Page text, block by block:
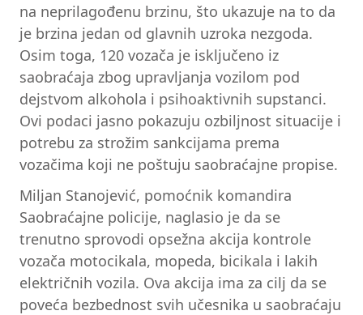
na neprilagođenu brzinu, što ukazuje na to da
je brzina jedan od glavnih uzroka nezgoda.
Osim toga, 120 vozača je isključeno iz
saobraćaja zbog upravljanja vozilom pod
dejstvom alkohola i psihoaktivnih supstanci.
Ovi podaci jasno pokazuju ozbiljnost situacije i
potrebu za strožim sankcijama prema
vozačima koji ne poštuju saobraćajne propise.
Miljan Stanojević, pomoćnik komandira
Saobraćajne policije, naglasio je da se
trenutno sprovodi opsežna akcija kontrole
vozača motocikala, mopeda, bicikala i lakih
električnih vozila. Ova akcija ima za cilj da se
poveća bezbednost svih učesnika u saobraćaju